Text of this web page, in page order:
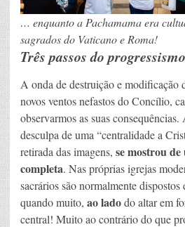
… enquanto a Pachamama era
sagrados do Vaticano e Roma!
Três passos do progressismo
A onda de destruição e modificação
novos ventos nefastos do Concílio,
observarmos as suas
desculpa de uma “centralidade a
retirada das imagens, se mostrou de
completa. Nas próprias igrejas
sacrários são normalmente dispostos
quando muito, ao ladodo altar em
central! Muito ao contrário do que